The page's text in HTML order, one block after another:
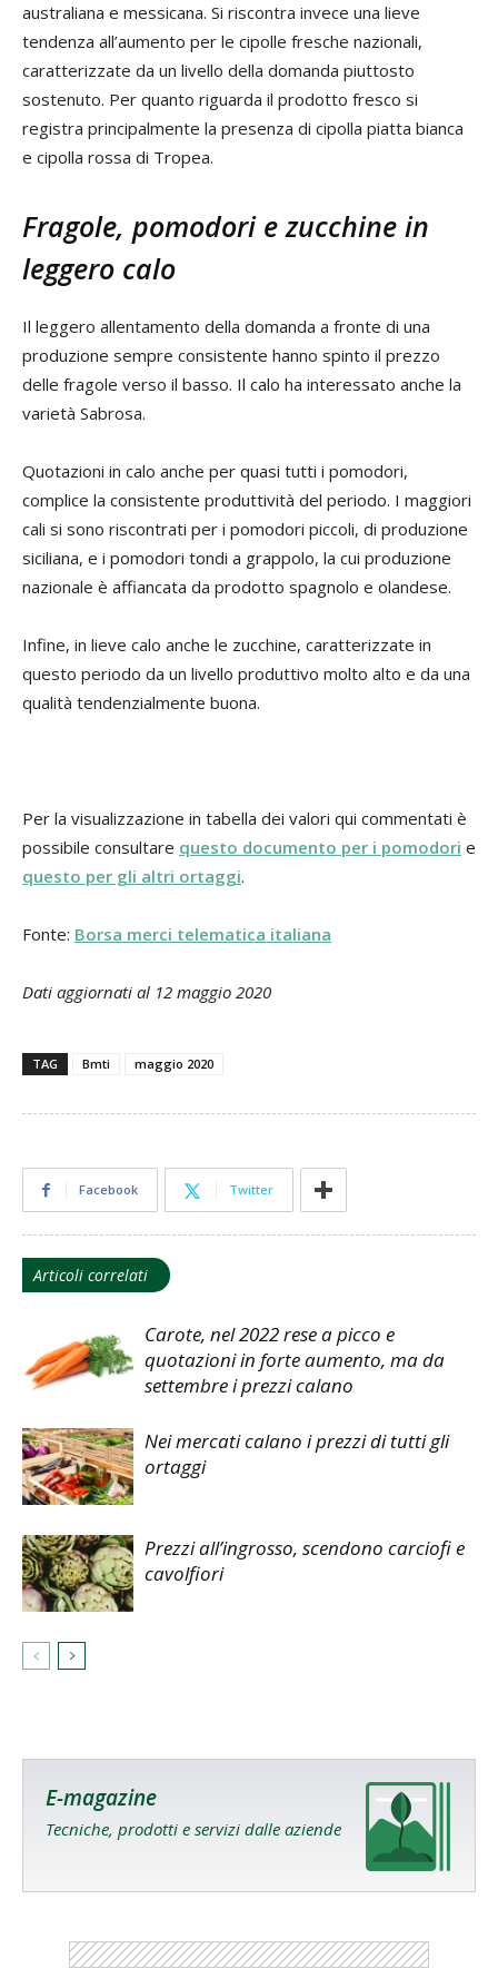
australiana e messicana. Si riscontra invece una lieve
tendenza all’aumento per le cipolle fresche nazionali,
caratterizzate da un livello della domanda piuttosto
sostenuto. Per quanto riguarda il prodotto fresco si
registra principalmente la presenza di cipolla piatta bianca
e cipolla rossa di Tropea.
Fragole, pomodori e zucchine in
leggero calo
Il leggero allentamento della domanda a fronte di una
produzione sempre consistente hanno spinto il prezzo
delle fragole verso il basso. Il calo ha interessato anche la
varietà Sabrosa.
Quotazioni in calo anche per quasi tutti i pomodori,
complice la consistente produttività del periodo. I maggiori
cali si sono riscontrati per i pomodori piccoli, di produzione
siciliana, e i pomodori tondi a grappolo, la cui produzione
nazionale è affiancata da prodotto spagnolo e olandese.
Infine, in lieve calo anche le zucchine, caratterizzate in
questo periodo da un livello produttivo molto alto e da una
qualità tendenzialmente buona.
Per la visualizzazione in tabella dei valori qui commentati è
possibile consultare questo documento per i pomodori e
questo per gli altri ortaggi.
Fonte: Borsa merci telematica italiana
Dati aggiornati al 12 maggio 2020
TAG Bmti maggio 2020
Facebook Twitter
Articoli correlati
Carote, nel 2022 rese a picco e
quotazioni in forte aumento, ma da
settembre i prezzi calano
Nei mercati calano i prezzi di tutti gli
ortaggi
Prezzi all’ingrosso, scendono carciofi e
cavolfiori
E-magazine
Tecniche, prodotti e servizi dalle aziende